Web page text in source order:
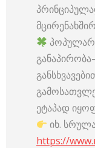
ეტაპად
იხ.
https://